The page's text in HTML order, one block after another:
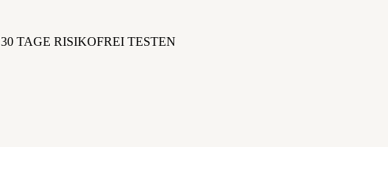
30 TAGE RISIKOFREI TESTEN